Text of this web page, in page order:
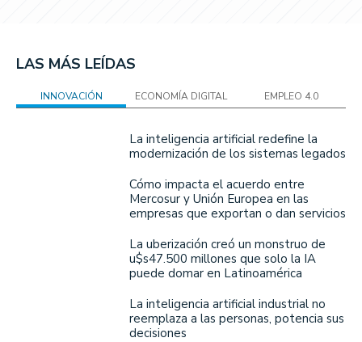
LAS MÁS LEÍDAS
INNOVACIÓN ECONOMÍA DIGITAL EMPLEO 4.0
La inteligencia artificial redefine la
modernización de los sistemas legados
Cómo impacta el acuerdo entre
Mercosur y Unión Europea en las
empresas que exportan o dan servicios
La uberización creó un monstruo de
u$s47.500 millones que solo la IA
puede domar en Latinoamérica
La inteligencia artificial industrial no
reemplaza a las personas, potencia sus
decisiones